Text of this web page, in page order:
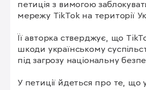
петиція з вимогою
мережу TikTok на території
Її авторка стверджує, що
шкоди українському
під загрозу національну
У петиції йдеться про те, що